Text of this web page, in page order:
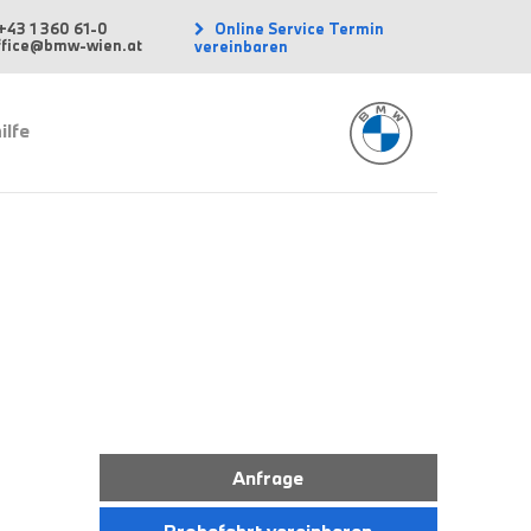
1 360 61-0
wien.at
Online Service Termin
vereinbaren
Anfrage